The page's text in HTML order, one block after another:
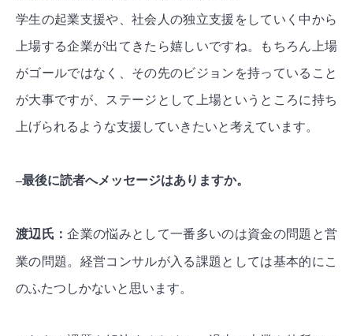
学生の起業支援や、社会人の独立支援をしていく中から
上場する企業が出てきたら嬉しいですね。もちろん上場
がゴールではなく、その先のビジョンを持っていること
が大事ですが、ステージとして上場というところに持ち
上げられるような支援していきたいと考えています。
–最後に読者へメッセージはありますか。
渡辺氏：企業の悩みとして一番多いのは資金の問題と営
業の問題。経営コンサルが入る課題としては基本的にこ
のふたつしかないと思います。